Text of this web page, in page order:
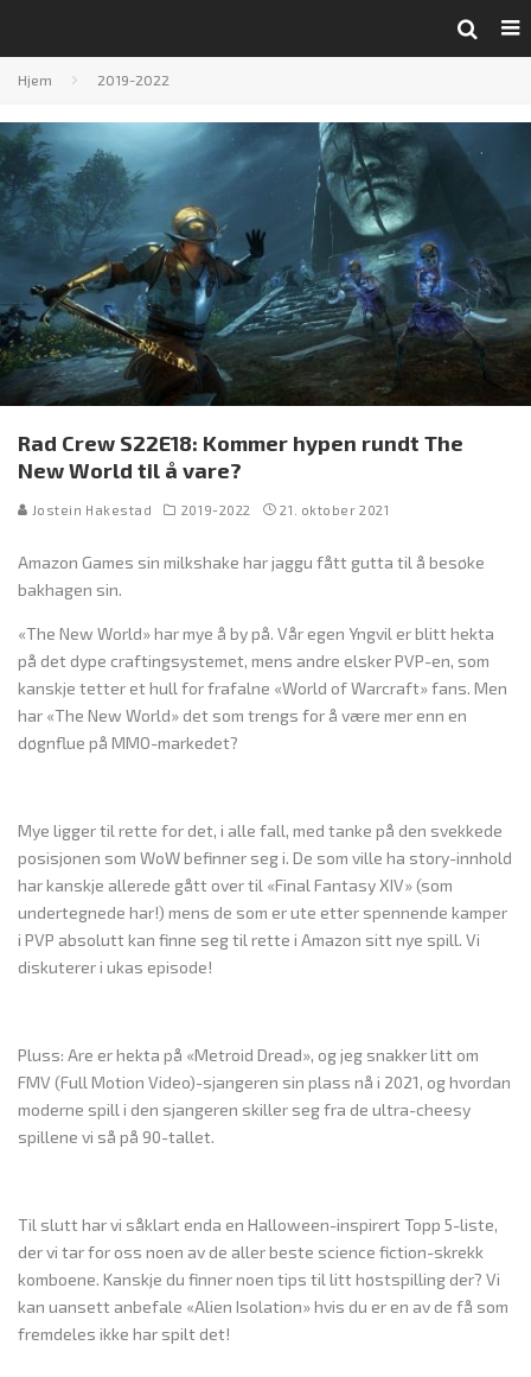
Hjem 2019-2022
Rad Crew S22E18: Kommer hypen rundt The
New World til å vare?
Jostein Hakestad 2019-2022 21. oktober 2021
Amazon Games sin milkshake har jaggu fått gutta til å besøke
bakhagen sin.
«The New World» har mye å by på. Vår egen Yngvil er blitt hekta
på det dype craftingsystemet, mens andre elsker PVP-en, som
kanskje tetter et hull for frafalne «World of Warcraft» fans. Men
har «The New World» det som trengs for å være mer enn en
døgnflue på MMO-markedet?
Mye ligger til rette for det, i alle fall, med tanke på den svekkede
posisjonen som WoW befinner seg i. De som ville ha story-innhold
har kanskje allerede gått over til «Final Fantasy XIV» (som
undertegnede har!) mens de som er ute etter spennende kamper
i PVP absolutt kan finne seg til rette i Amazon sitt nye spill. Vi
diskuterer i ukas episode!
Pluss: Are er hekta på «Metroid Dread», og jeg snakker litt om
FMV (Full Motion Video)-sjangeren sin plass nå i 2021, og hvordan
moderne spill i den sjangeren skiller seg fra de ultra-cheesy
spillene vi så på 90-tallet.
Til slutt har vi såklart enda en Halloween-inspirert Topp 5-liste,
der vi tar for oss noen av de aller beste science fiction-skrekk
komboene. Kanskje du finner noen tips til litt høstspilling der? Vi
kan uansett anbefale «Alien Isolation» hvis du er en av de få som
fremdeles ikke har spilt det!